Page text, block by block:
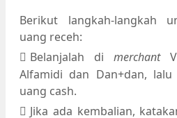
Berikut langkah-langkah
uang receh:
Belanjalah di merchant
Alfamidi dan Dan+dan,
uang cash.
Jika ada kembalian,